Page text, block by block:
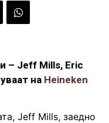
– Jeff Mills, Eric
на Heineken
Jeff Mills, заедно